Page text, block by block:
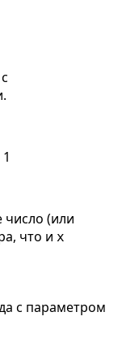
число (или
что и x
с параметром